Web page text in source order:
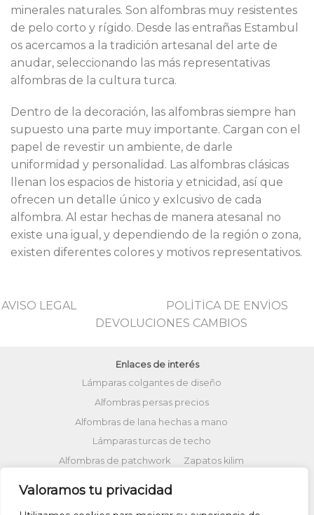
Valoramos tu privacidad
minerales naturales. Son alfombras muy resistentes
de pelo corto y rígido. Desde las entrañas Estambul
os acercamos a la tradición artesanal del arte de
anudar, seleccionando las más representativas
alfombras de la cultura turca.
Dentro de la decoración, las alfombras siempre han
supuesto una parte muy importante. Cargan con el
papel de revestir un ambiente, de darle
uniformidad y personalidad. Las alfombras clásicas
llenan los espacios de historia y etnicidad, así que
ofrecen un detalle único y exlcusivo de cada
alfombra. Al estar hechas de manera atesanal no
existe una igual, y dependiendo de la región o zona,
existen diferentes colores y motivos representativos.
AVISO LEGAL
POLİTİCA DE ENVİOS
DEVOLUCIONES CAMBIOS
Enlaces de interés
Lámparas colgantes de diseño
Alfombras persas precios
Alfombras de lana hechas a mano
Lámparas turcas de techo
Alfombras de patchwork
Zapatos kilim
Alfombras patchwork vintage